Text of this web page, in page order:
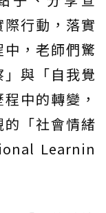
行動，落實
，老師們驚
與「自我覺
中的轉變，
「社會情緒
Learnin